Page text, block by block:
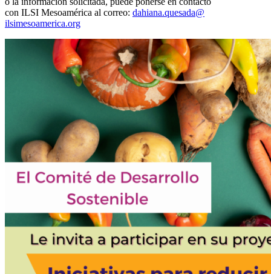
con ILSI Mesoamérica al correo: dahiana.quesada@
ilsimesoamerica.org